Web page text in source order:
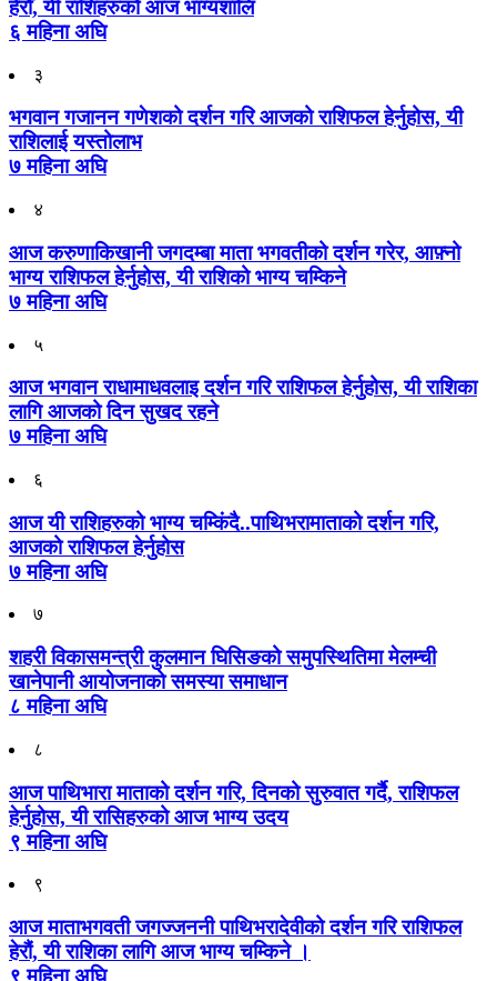
हेरौँ, यी राशिहरुको आज भाग्यशालि
६ महिना अघि
३
भगवान गजानन गणेशको दर्शन गरि आजको राशिफल हेर्नुहोस, यी
राशिलाई यस्तोलाभ
७ महिना अघि
४
आज करुणाकिखानी जगदम्बा माता भगवतीको दर्शन गरेर, आफ़्नो
भाग्य राशिफल हेर्नुहोस, यी राशिको भाग्य चम्किने
७ महिना अघि
५
आज भगवान राधामाधवलाइ दर्शन गरि राशिफल हेर्नुहोस, यी राशिका
लागि आजको दिन सुखद रहने
७ महिना अघि
६
आज यी राशिहरुको भाग्य चम्किंदै..पाथिभरामाताको दर्शन गरि,
आजको राशिफल हेर्नुहोस
७ महिना अघि
७
शहरी विकासमन्त्री कुलमान घिसिङको समुपस्थितिमा मेलम्ची
खानेपानी आयोजनाको समस्या समाधान
८ महिना अघि
८
आज पाथिभारा माताको दर्शन गरि, दिनको सुरुवात गर्दै, राशिफल
हेर्नुहोस, यी रासिहरुको आज भाग्य उदय
९ महिना अघि
९
आज माताभगवती जगज्जननी पाथिभरादेवीको दर्शन गरि राशिफल
हेरौं, यी राशिका लागि आज भाग्य चम्किने ।
९ महिना अघि